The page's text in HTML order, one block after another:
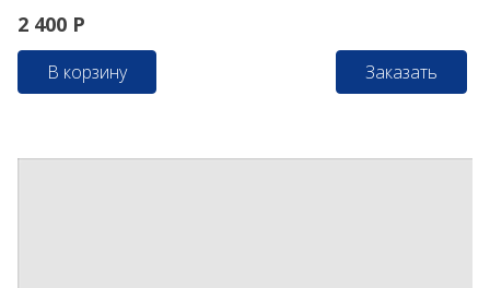
2 400 Р
В корзину Заказать